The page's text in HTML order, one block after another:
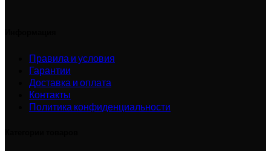
Правила и условия
Гарантии
Доставка и оплата
Контакты
Политика конфиденциальности